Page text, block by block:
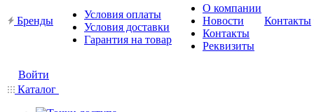
Бренды
Условия оплаты
Условия доставки
Гарантия на товар
О компании
Новости
Контакты
Реквизиты
Контакты
Войти
Каталог